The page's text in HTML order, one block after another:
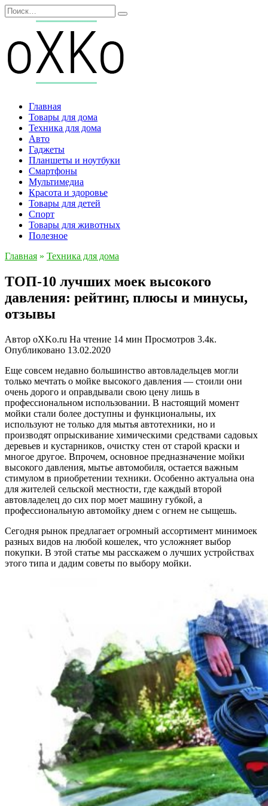
Перейти
к
содержанию
Search
for:
Главная
Товары для дома
Техника для дома
Авто
Гаджеты
Планшеты и ноутбуки
Смартфоны
Мультимедиа
Красота и здоровье
Товары для детей
Спорт
Товары для животных
Полезное
Главная » Техника для дома
ТОП-10 лучших моек высокого
давления: рейтинг, плюсы и минусы,
отзывы
Автор oXKo.ru На чтение 14 мин Просмотров 3.4к.
Опубликовано 13.02.2020
Еще совсем недавно большинство автовладельцев могли
только мечтать о мойке высокого давления — стоили они
очень дорого и оправдывали свою цену лишь в
профессиональном использовании. В настоящий момент
мойки стали более доступны и функциональны, их
используют не только для мытья автотехники, но и
производят опрыскивание химическими средствами садовых
деревьев и кустарников, очистку стен от старой краски и
многое другое. Впрочем, основное предназначение мойки
высокого давления, мытье автомобиля, остается важным
стимулом в приобретении техники. Особенно актуальна она
для жителей сельской местности, где каждый второй
автовладелец до сих пор моет машину губкой, а
профессиональную автомойку днем с огнем не сыщешь.
Сегодня рынок предлагает огромный ассортимент минимоек
разных видов на любой кошелек, что усложняет выбор
покупки. В этой статье мы расскажем о лучших устройствах
этого типа и дадим советы по выбору мойки.